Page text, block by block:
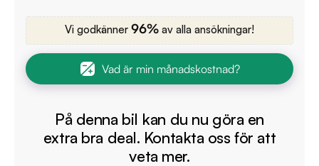
Vi godkänner 96% av alla ansökningar!
Vad är min månadskostnad?
På denna bil kan du nu göra en
extra bra deal. Kontakta oss för att
veta mer.